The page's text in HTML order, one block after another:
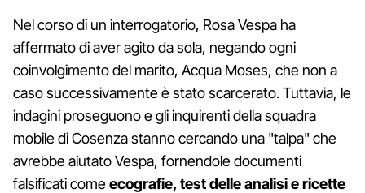
Nel corso di un interrogatorio, Rosa Vespa ha
affermato di aver agito da sola, negando ogni
coinvolgimento del marito, Acqua Moses, che non a
caso successivamente è stato scarcerato. Tuttavia, le
indagini proseguono e gli inquirenti della squadra
mobile di Cosenza stanno cercando una "talpa" che
avrebbe aiutato Vespa, fornendole documenti
falsificati comeecografie, test delle analisi e ricette